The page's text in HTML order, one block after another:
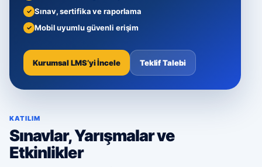
Sınav, sertifika ve raporlama
Mobil uyumlu güvenli erişim
Kurumsal LMS’yi İncele Teklif Talebi
KATILIM
Sınavlar, Yarışmalar ve
Etkinlikler